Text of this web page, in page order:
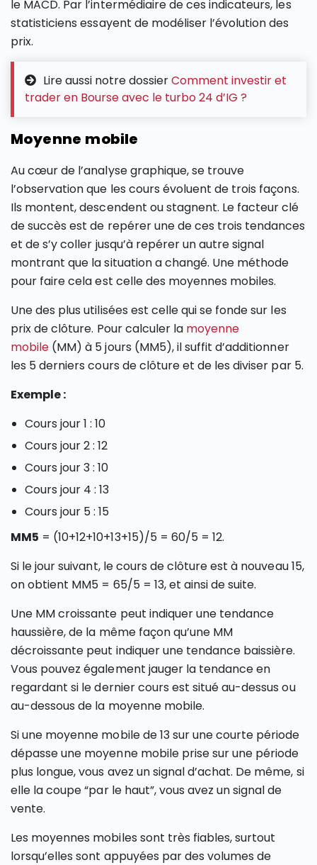
le MACD. Par l’intermédiaire de ces indicateurs, les
statisticiens essayent de modéliser l’évolution des
prix.
Lire aussi notre dossierComment investir et
trader en Bourse avec le turbo 24 d’IG ?
Moyenne mobile
Au cœur de l’analyse graphique, se trouve
l’observation que les cours évoluent de trois façons.
Ils montent, descendent ou stagnent. Le facteur clé
de succès est de repérer une de ces trois tendances
et de s’y coller jusqu’à repérer un autre signal
montrant que la situation a changé. Une méthode
pour faire cela est celle des moyennes mobiles.
Une des plus utilisées est celle qui se fonde sur les
prix de clôture. Pour calculer la moyenne
mobile (MM) à 5 jours (MM5), il suffit d’additionner
les 5 derniers cours de clôture et de les diviser par 5.
Exemple :
Cours jour 1 : 10
Cours jour 2 : 12
Cours jour 3 : 10
Cours jour 4 : 13
Cours jour 5 : 15
MM5 = (10+12+10+13+15)/5 = 60/5 = 12.
Si le jour suivant, le cours de clôture est à nouveau 15,
on obtient MM5 = 65/5 = 13, et ainsi de suite.
Une MM croissante peut indiquer une tendance
haussière, de la même façon qu’une MM
décroissante peut indiquer une tendance baissière.
Vous pouvez également jauger la tendance en
regardant si le dernier cours est situé au-dessus ou
au-dessous de la moyenne mobile.
Si une moyenne mobile de 13 sur une courte période
dépasse une moyenne mobile prise sur une période
plus longue, vous avez un signal d’achat. De même, si
elle la coupe “par le haut”, vous avez un signal de
vente.
Les moyennes mobiles sont très fiables, surtout
lorsqu’elles sont appuyées par des volumes de